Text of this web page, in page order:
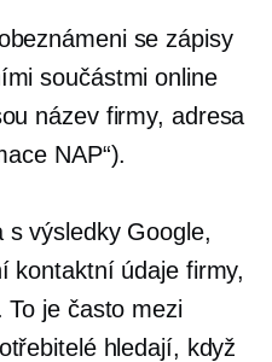
se zápisy
součástmi online
název firmy, adresa
NAP“).
s výsledky Google,
kontaktní údaje firmy,
je často mezi
hledají, když